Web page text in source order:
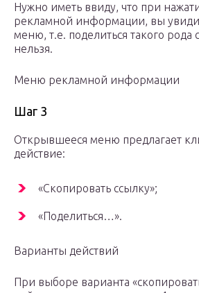
Нужно иметь ввиду, что при
рекламной информации, вы
меню, т.е. поделиться такого
нельзя.
Меню рекламной информации
Шаг 3
Открывшееся меню предлагает
действие:
«Скопировать ссылку»;
«Поделиться…».
Варианты действий
При выборе варианта